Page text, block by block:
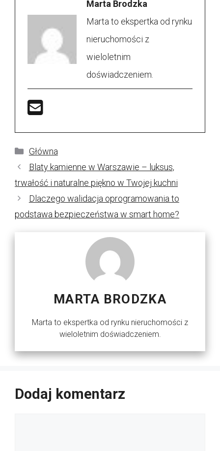
Marta Brodzka
Marta to ekspertka od rynku
nieruchomości z
wieloletnim
doświadczeniem.
Kategorie
Główna
Blaty kamienne w Warszawie – luksus,
trwałość i naturalne piękno w Twojej kuchni
Dlaczego walidacja oprogramowania to
podstawa bezpieczeństwa w smart home?
MARTA BRODZKA
Marta to ekspertka od rynku nieruchomości z
wieloletnim doświadczeniem.
Dodaj komentarz